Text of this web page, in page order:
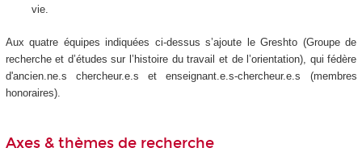
vie.
Aux quatre équipes indiquées ci-dessus s’ajoute le Greshto (Groupe de
recherche et d’études sur l’histoire du travail et de l’orientation), qui fédère
d'ancien.ne.s chercheur.e.s et enseignant.e.s-chercheur.e.s (membres
honoraires).
Axes & thèmes de recherche